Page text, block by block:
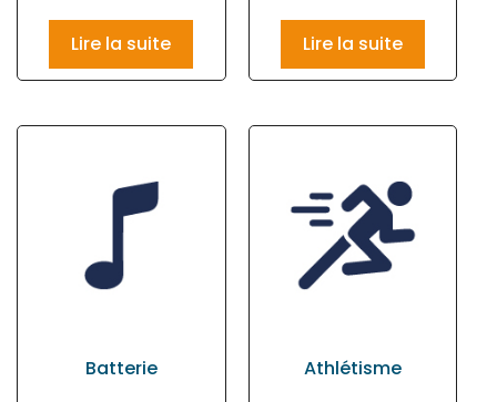
Lire la suite Lire la suite
Batterie Athlétisme